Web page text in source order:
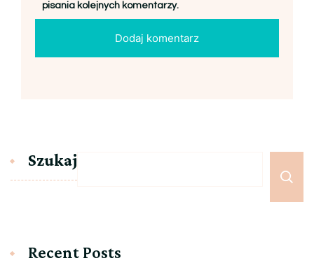
pisania kolejnych komentarzy.
Szukaj
Recent Posts